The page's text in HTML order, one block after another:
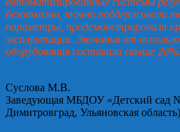
безотказно, точно поддерживали
параметры, продемонстрировали
эксплуатации. Экономия от
оборудования составила свыше 20%.
Суслова М.В.
Заведующая МБДОУ «Детский сад №
Димитровград, Ульяновская область)